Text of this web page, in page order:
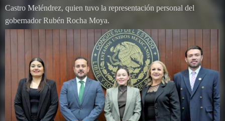
Castro Meléndrez, quien tuvo la representación personal del
gobernador Rubén Rocha Moya.